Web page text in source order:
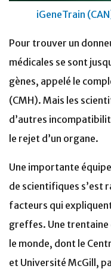
iGeneTrain
Pour trouver un
médicales se sont
gènes, appelé le
(CMH). Mais les
d’autres
le rejet d’un organe.
Une importante
de scientifiques s’est
facteurs qui
greffes. Une trentaine
le monde, dont le
et Université McGill,